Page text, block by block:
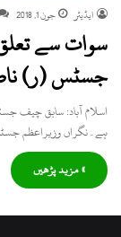
ایڈیٹر جون 1, 2018
سوات سے
جسٹس (ر)
اسلام آباد: سابق چیف
ہے۔نگراں وزیراعظم
» مزید پڑھیں